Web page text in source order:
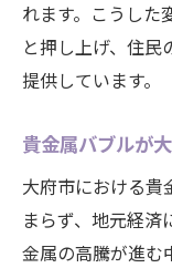
専門家
貴金属
大府市
持続的
専門家
貴金属バブ
れます。こうした
と押し上げ、住
提供しています。
貴金属バブルが
大府市における貴
まらず、地元経済
金属の高騰が進む